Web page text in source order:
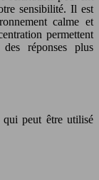
sensibilité. Il est
calme et
permettent
réponses plus
peut être utilisé